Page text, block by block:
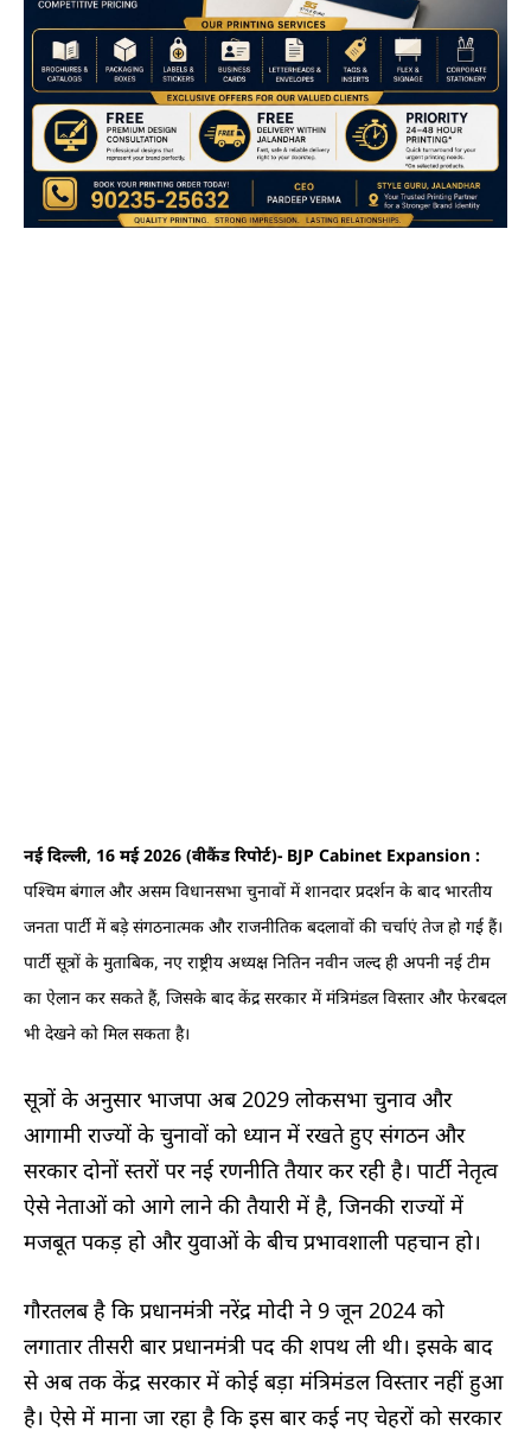
नई दिल्ली, 16 मई 2026 (वीकैंड रिपोर्ट)- BJP Cabinet Expansion :
पश्चिम बंगाल और असम विधानसभा चुनावों में शानदार प्रदर्शन के बाद भारतीय
जनता पार्टी में बड़े संगठनात्मक और राजनीतिक बदलावों की चर्चाएं तेज हो गई हैं।
पार्टी सूत्रों के मुताबिक, नए राष्ट्रीय अध्यक्ष नितिन नवीन जल्द ही अपनी नई टीम
का ऐलान कर सकते हैं, जिसके बाद केंद्र सरकार में मंत्रिमंडल विस्तार और फेरबदल
भी देखने को मिल सकता है।
सूत्रों के अनुसार भाजपा अब 2029 लोकसभा चुनाव और
आगामी राज्यों के चुनावों को ध्यान में रखते हुए संगठन और
सरकार दोनों स्तरों पर नई रणनीति तैयार कर रही है। पार्टी नेतृत्व
ऐसे नेताओं को आगे लाने की तैयारी में है, जिनकी राज्यों में
मजबूत पकड़ हो और युवाओं के बीच प्रभावशाली पहचान हो।
गौरतलब है कि प्रधानमंत्री नरेंद्र मोदी ने 9 जून 2024 को
लगातार तीसरी बार प्रधानमंत्री पद की शपथ ली थी। इसके बाद
से अब तक केंद्र सरकार में कोई बड़ा मंत्रिमंडल विस्तार नहीं हुआ
है। ऐसे में माना जा रहा है कि इस बार कई नए चेहरों को सरकार